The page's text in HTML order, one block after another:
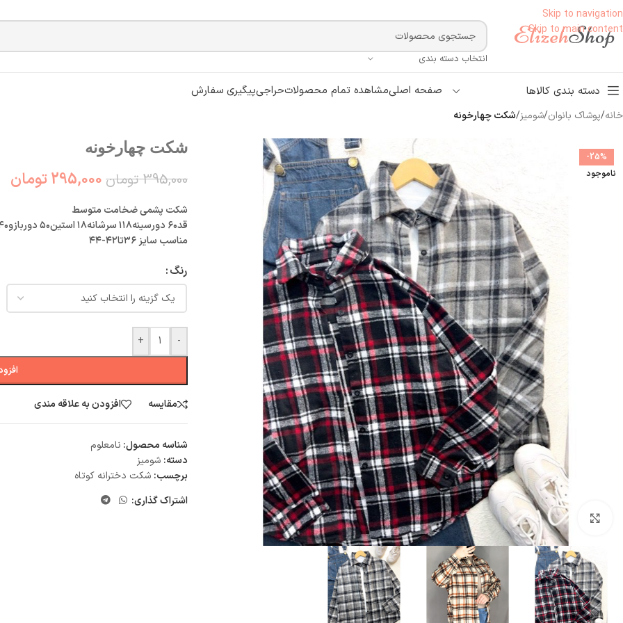
Skip to navigation
Skip to main content
انتخاب دسته بندی
دسته بندی کالاها صفحه اصلیمشاهده تمام محصولاتحراجیپیگیری سفارش
خانه/پوشاک بانوان/شومیز/شکت چهارخونه
-25%
ناموجود
بزرگنمایی تصویر
شکت چهارخونه
395,000 تومان 295,000تومان
شکت پشمی ضخامت متوسط
قد۶۰ دورسینه۱۱۸ سرشانه۱۸ استین۵۰ دوربازو۴۰
مناسب سایز ۳۶تا۴۲-۴۴
رنگ
-
+
مقایسه افزودن به علاقه مندی
شناسه محصول: نامعلوم
دسته: شومیز
برچسب: شکت دخترانه کوتاه
اشتراک گذاری: